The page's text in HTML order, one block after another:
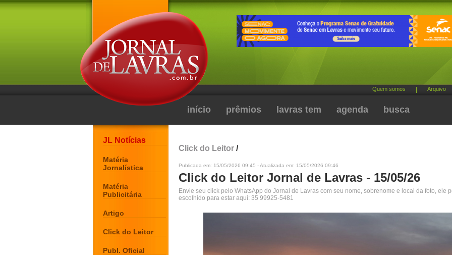
Quem somos Arquivo
início prêmios lavras tem agenda busca
JL Notícias
Matéria
Jornalística
Matéria
Publicitária
Artigo
Click do Leitor
Publ. Oficial
Click do Leitor /
Publicada em: 15/05/2026 09:45 - Atualizada em: 15/05/2026 09:46
Click do Leitor Jornal de Lavras - 15/05/26
Envie seu click pelo WhatsApp do Jornal de Lavras com seu nome, sobrenome e local da foto, ele
escolhido para estar aqui: 35 99925-5481